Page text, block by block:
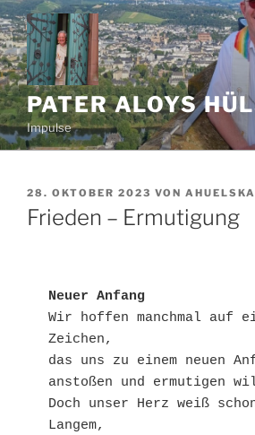
Zum
Inhalt
springen
PATER ALOYS
Impulse
VERÖFFENTLICHT
AM
28. OKTOBER 2023 VON
Frieden – Ermutigung
Neuer Anfang
Wir hoffen manchmal auf
Zeichen,
das uns zu einem neuen
anstoßen und ermutigen
Doch unser Herz weiß
Langem,